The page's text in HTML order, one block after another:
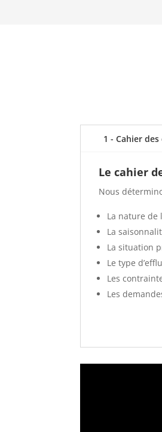
1 - Cahier des
Le cahier
Nous
La nature de
La
La situation
Le type
Les
Les